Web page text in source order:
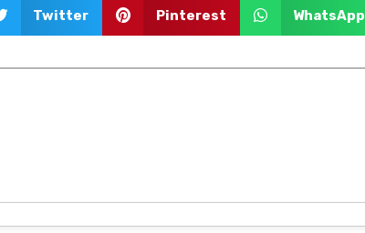
Twitter Pinterest WhatsApp